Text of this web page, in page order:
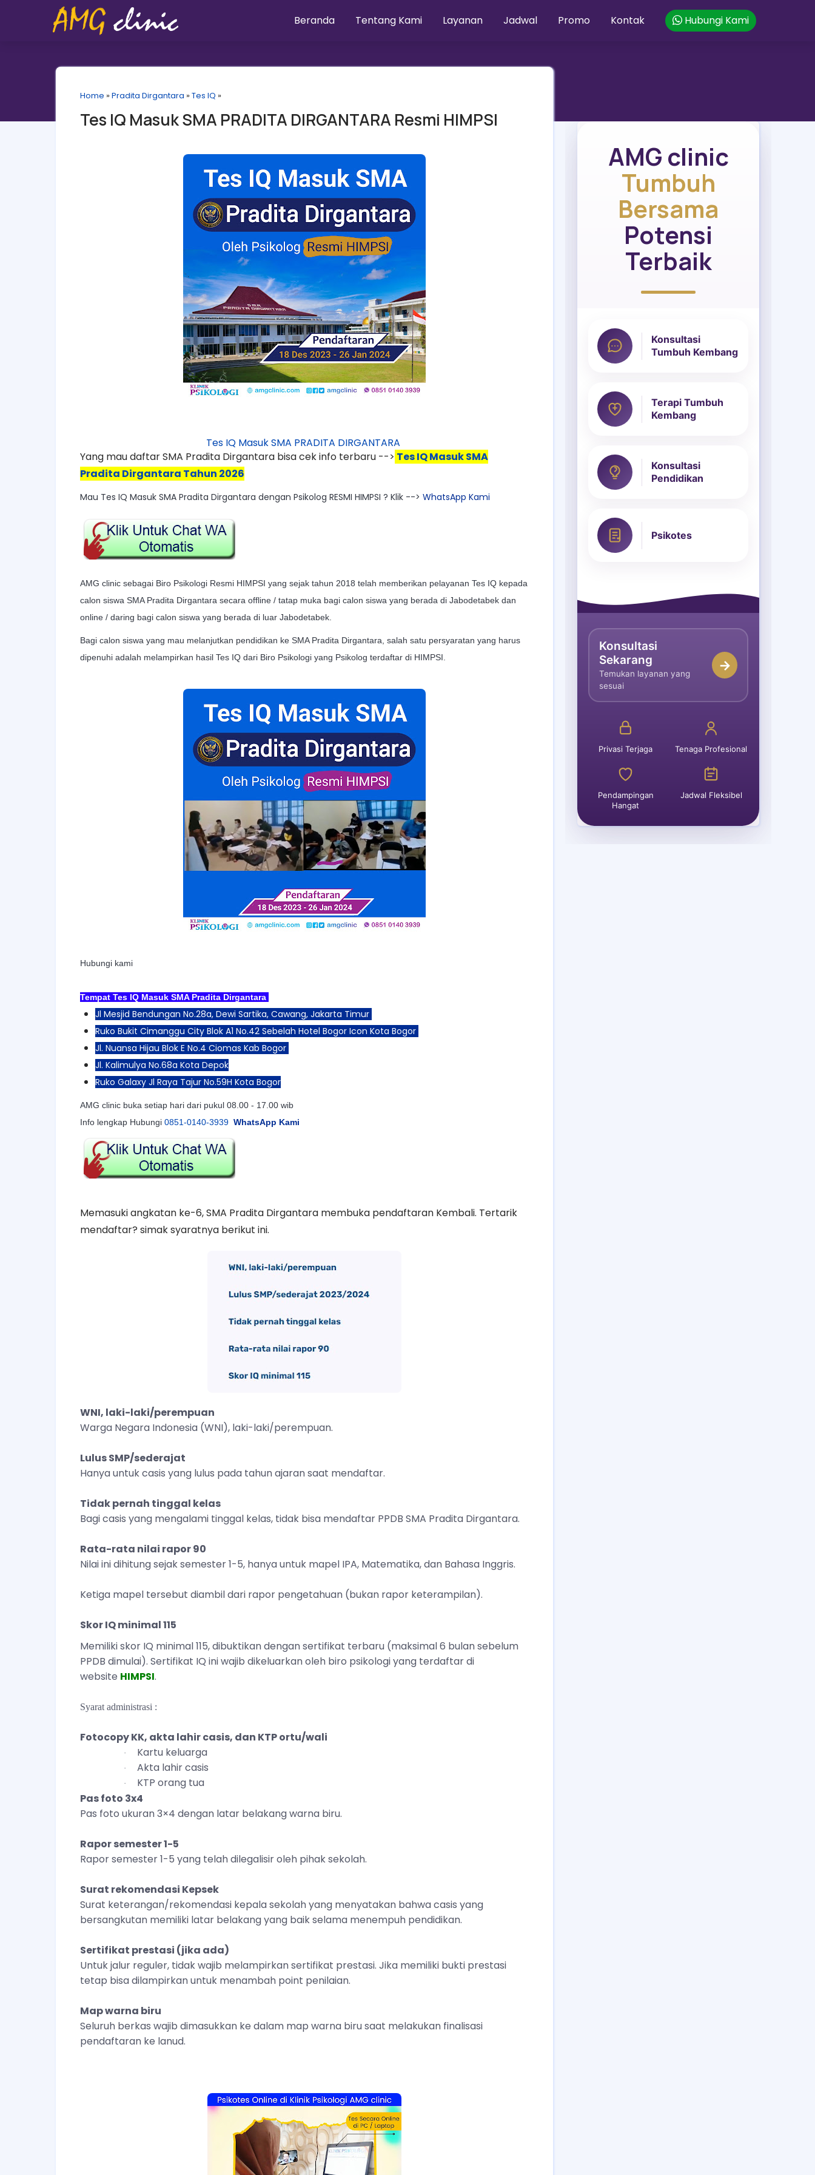
Beranda Tentang Kami Layanan Jadwal Promo Kontak Hubungi Kami
Home »Pradita Dirgantara »Tes IQ »
Tes IQ Masuk SMA PRADITA DIRGANTARA Resmi HIMPSI
Tes IQ Masuk SMA PRADITA DIRGANTARA
Yang mau daftar SMA Pradita Dirgantara bisa cek info terbaru --> Tes IQ Masuk SMA
Pradita Dirgantara Tahun 2026
Mau Tes IQ Masuk SMA Pradita Dirgantara dengan Psikolog RESMI HIMPSI ? Klik --> WhatsApp Kami
AMG clinic sebagai Biro Psikologi Resmi HIMPSI yang sejak tahun 2018 telah memberikan pelayanan Tes IQ kepada
calon siswa SMA Pradita Dirgantara secara offline / tatap muka bagi calon siswa yang berada di Jabodetabek dan
online / daring bagi calon siswa yang berada di luar Jabodetabek.
Bagi calon siswa yang mau melanjutkan pendidikan ke SMA Pradita Dirgantara, salah satu persyaratan yang harus
dipenuhi adalah melampirkan hasil Tes IQ dari Biro Psikologi yang Psikolog terdaftar di HIMPSI.
Hubungi kami
Tempat Tes IQ Masuk SMA Pradita Dirgantara
Jl Mesjid Bendungan No.28a, Dewi Sartika, Cawang, Jakarta Timur
Ruko Bukit Cimanggu City Blok A1 No.42 Sebelah Hotel Bogor Icon Kota Bogor
Jl. Nuansa Hijau Blok E No.4 Ciomas Kab Bogor
Jl. Kalimulya No.68a Kota Depok
Ruko Galaxy Jl Raya Tajur No.59H Kota Bogor
AMG clinic buka setiap hari dari pukul 08.00 - 17.00 wib
Info lengkap Hubungi 0851-0140-3939 WhatsApp Kami
Memasuki angkatan ke-6, SMA Pradita Dirgantara membuka pendaftaran Kembali. Tertarik
mendaftar? simak syaratnya berikut ini.
WNI, laki-laki/perempuan
Warga Negara Indonesia (WNI), laki-laki/perempuan.
Lulus SMP/sederajat
Hanya untuk casis yang lulus pada tahun ajaran saat mendaftar.
Tidak pernah tinggal kelas
Bagi casis yang mengalami tinggal kelas, tidak bisa mendaftar PPDB SMA Pradita Dirgantara.
Rata-rata nilai rapor 90
Nilai ini dihitung sejak semester 1-5, hanya untuk mapel IPA, Matematika, dan Bahasa Inggris.
Ketiga mapel tersebut diambil dari rapor pengetahuan (bukan rapor keterampilan).
Skor IQ minimal 115
Memiliki skor IQ minimal 115, dibuktikan dengan sertifikat terbaru (maksimal 6 bulan sebelum
PPDB dimulai). Sertifikat IQ ini wajib dikeluarkan oleh biro psikologi yang terdaftar di
website HIMPSI.
Syarat administrasi :
Fotocopy KK, akta lahir casis, dan KTP ortu/wali
· Kartu keluarga
· Akta lahir casis
·
KTP orang tua
Pas foto 3x4
Pas foto ukuran 3×4 dengan latar belakang warna biru.
Rapor semester 1-5
Rapor semester 1-5 yang telah dilegalisir oleh pihak sekolah.
Surat rekomendasi Kepsek
Surat keterangan/rekomendasi kepala sekolah yang menyatakan bahwa casis yang
bersangkutan memiliki latar belakang yang baik selama menempuh pendidikan.
Sertifikat prestasi (jika ada)
Untuk jalur reguler, tidak wajib melampirkan sertifikat prestasi. Jika memiliki bukti prestasi
tetap bisa dilampirkan untuk menambah point penilaian.
Map warna biru
Seluruh berkas wajib dimasukkan ke dalam map warna biru saat melakukan finalisasi
pendaftaran ke lanud.
AMG clinic
Tumbuh
Bersama
Potensi
Terbaik
Konsultasi
Tumbuh Kembang
Terapi Tumbuh
Kembang
Konsultasi
Pendidikan
Psikotes
Konsultasi
Sekarang
Temukan layanan yang
sesuai
→
Privasi Terjaga Tenaga Profesional
Pendampingan
Hangat
Jadwal Fleksibel